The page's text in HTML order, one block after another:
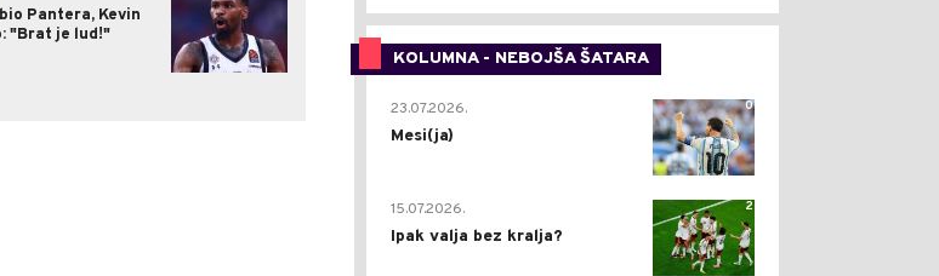
Pantera, Kevin
"Brat je lud!"
KOLUMNA - NEBOJŠA ŠATARA
0
23.07.2026.
Mesi(ja)
2
15.07.2026.
Ipak valja bez kralja?